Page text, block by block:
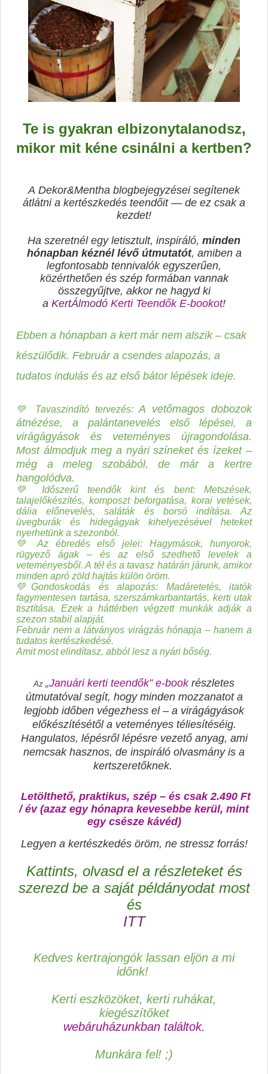
Te is gyakran elbizonytalanodsz,
mikor mit kéne csinálni a kertben?
A Dekor&Mentha blogbejegyzései segítenek
átlátni a kertészkedés teendőit — de ez csak a
kezdet!
Ha szeretnél egy letisztult, inspiráló, minden
hónapban kéznél lévő útmutatót, amiben a
legfontosabb tennivalók egyszerűen,
közérthetően és szép formában vannak
összegyűjtve, akkor ne hagyd ki
a KertÁlmodó Kerti Teendők E-bookot!
Ebben a hónapban a kert már nem alszik – csak
készülődik. Február a csendes alapozás, a
tudatos indulás és az első bátor lépések ideje.
💚 Tavaszindító tervezés:A vetőmagos dobozok
átnézése, a palántanevelés első lépései, a
virágágyások és veteményes újragondolása.
Most álmodjuk meg a nyári színeket és ízeket –
még a meleg szobából, de már a kertre
hangolódva.
💚 Időszerű teendők kint és bent: Metszések,
talajelőkészítés, komposzt beforgatása, korai vetések,
dália előnevelés, saláták és borsó indítása. Az
üvegburák és hidegágyak kihelyezésével heteket
nyerhetünk a szezonból.
💚 Az ébredés első jelei:Hagymások, hunyorok,
rügyező ágak – és az első szedhető levelek a
veteményesből. A tél és a tavasz határán járunk, amikor
minden apró zöld hajtás külön öröm.
💚Gondoskodás és alapozás: Madáretetés, itatók
fagymentesen tartása, szerszámkarbantartás, kerti utak
tisztítása. Ezek a háttérben végzett munkák adják a
szezon stabil alapját.
Február nem a látványos virágzás hónapja – hanem a
tudatos kertészkedésé.
Amit most elindítasz, abból lesz a nyári bőség.
Az „Januári kerti teendők” e-book részletes
útmutatóval segít, hogy minden mozzanatot a
legjobb időben végezhess el – a virágágyások
előkészítésétől a veteményes téliesítéséig.
Hangulatos, lépésről lépésre vezető anyag, ami
nemcsak hasznos, de inspiráló olvasmány is a
kertszeretőknek.
Letölthető, praktikus, szép – és csak 2.490 Ft
/ év (azaz egy hónapra kevesebbe kerül, mint
egy csésze kávéd)
Legyen a kertészkedés öröm, ne stressz forrás!
Kattints, olvasd el a részleteket és
szerezd be a saját példányodat most
és
ITT
Kedves kertrajongók lassan eljön a mi
időnk!
Kerti eszközöket, kerti ruhákat,
kiegészítőket
webáruházunkban találtok.
Munkára fel! ;)